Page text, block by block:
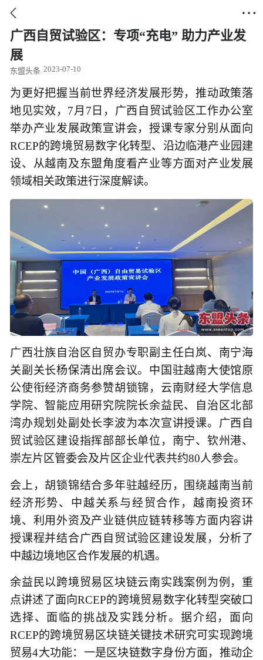
 
广西自贸试验区：专项“充电” 助力产业发
展
东盟头条 2023-07-10
为更好把握当前世界经济发展形势，推动政策落
地见实效，7月7日，广西自贸试验区工作办公室
举办产业发展政策宣讲会，授课专家分别从面向
RCEP的跨境贸易数字化转型、沿边临港产业园建
设、从越南及东盟角度看产业等方面对产业发展
领域相关政策进行深度解读。
广西壮族自治区自贸办专职副主任白岚、南宁海
关副关长杨保清出席会议。中国驻越南大使馆原
公使衔经济商务参赞胡锁锦，云南财经大学信息
学院、智能应用研究院院长余益民、自治区北部
湾办规划处副处长李波为本次宣讲授课。广西自
贸试验区建设指挥部部长单位，南宁、钦州港、
崇左片区管委会及片区企业代表共约80人参会。
会上，胡锁锦结合多年驻越经历，围绕越南当前
经济形势、中越关系与经贸合作，越南投资环
境、利用外资及产业链供应链转移等方面内容讲
授课程并结合广西自贸试验区建设发展，分析了
中越边境地区合作发展的机遇。
余益民以跨境贸易区块链云南实践案例为例，重
点讲述了面向RCEP的跨境贸易数字化转型突破口
选择、面临的挑战及实践分析。据介绍，面向
RCEP的跨境贸易区块链关键技术研究可实现跨境
贸易4大功能：一是区块链数字身份方面，推动企